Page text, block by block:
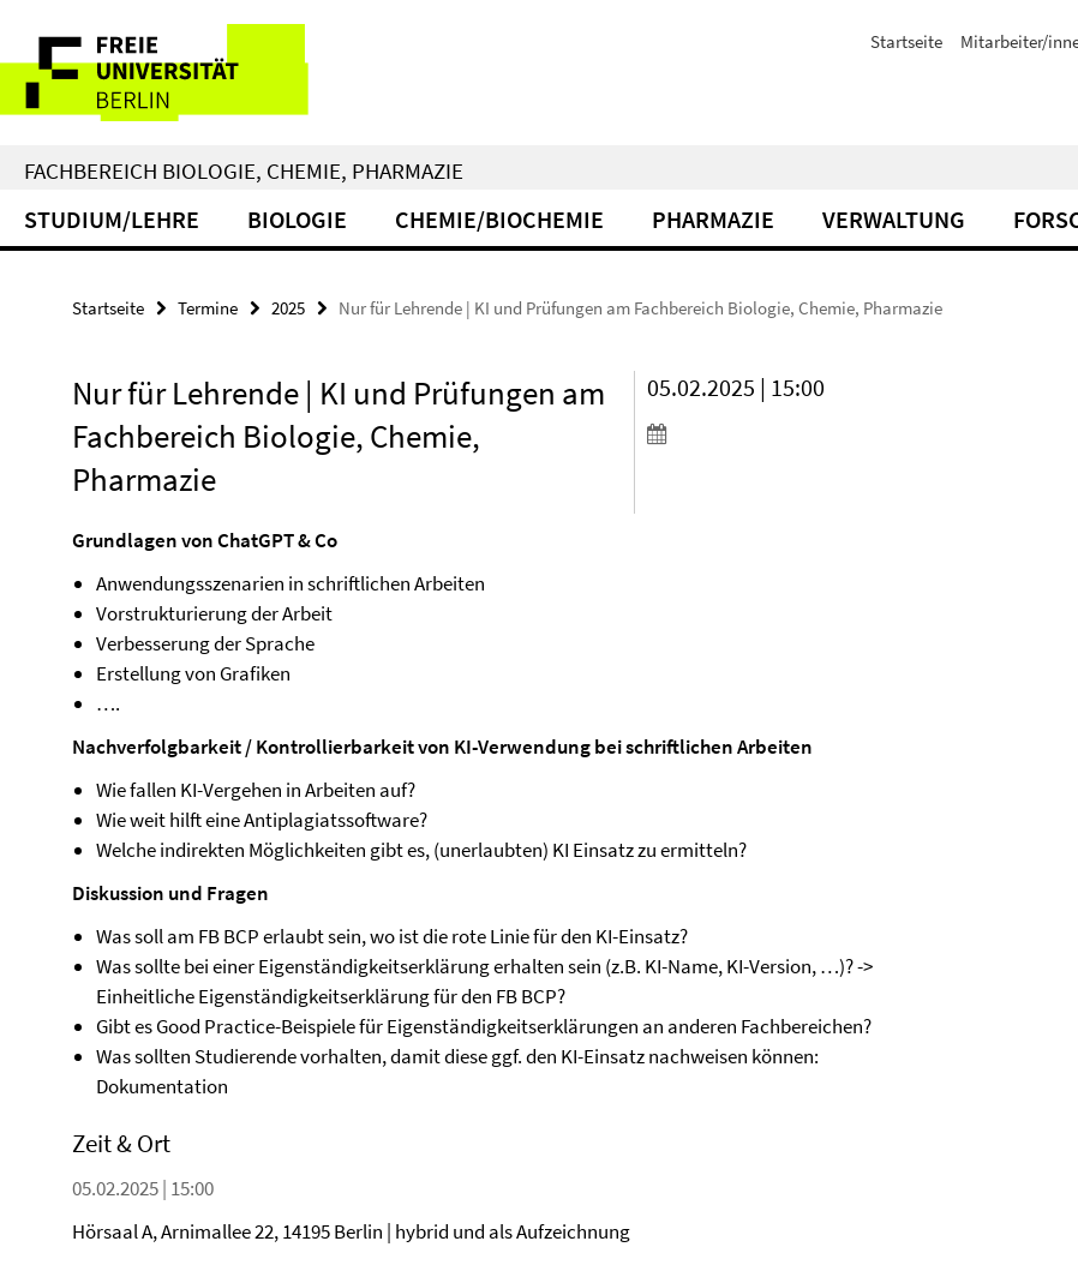
direkt
Inhalt
Service-
Navigation
Startseite Mitarbeiter/
FACHBEREICH BIOLOGIE, CHEMIE, PHARMAZIE
STUDIUM/LEHRE BIOLOGIE CHEMIE/BIOCHEMIE PHARMAZIE VERWALTUNG
Startseite Termine 2025 Nur für Lehrende | KI und Prüfungen am Fachbereich Biologie, Chemie, Pharmazie
Nur für Lehrende | KI und Prüfungen am
Fachbereich Biologie, Chemie,
Pharmazie
05.02.2025 | 15:00
Grundlagen von ChatGPT & Co
Anwendungsszenarien in schriftlichen Arbeiten
Vorstrukturierung der Arbeit
Verbesserung der Sprache
Erstellung von Grafiken
….
Nachverfolgbarkeit / Kontrollierbarkeit von KI-Verwendung bei schriftlichen Arbeiten
Wie fallen KI-Vergehen in Arbeiten auf?
Wie weit hilft eine Antiplagiatssoftware?
Welche indirekten Möglichkeiten gibt es, (unerlaubten) KI Einsatz zu ermitteln?
Diskussion und Fragen
Was soll am FB BCP erlaubt sein, wo ist die rote Linie für den KI-Einsatz?
Was sollte bei einer Eigenständigkeitserklärung erhalten sein (z.B. KI-Name, KI-Version, …)? ->
Einheitliche Eigenständigkeitserklärung für den FB BCP?
Gibt es Good Practice-Beispiele für Eigenständigkeitserklärungen an anderen Fachbereichen?
Was sollten Studierende vorhalten, damit diese ggf. den KI-Einsatz nachweisen können:
Dokumentation
Zeit & Ort
05.02.2025 | 15:00
Hörsaal A, Arnimallee 22, 14195 Berlin | hybrid und als Aufzeichnung